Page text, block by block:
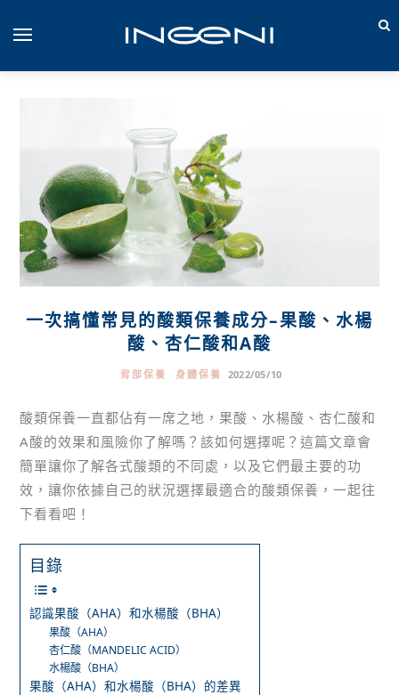
一次搞懂常見的酸類保養成分–果酸、水楊
酸、杏仁酸和A酸
背部保養 身體保養 2022/05/10
酸類保養一直都佔有一席之地，果酸、水楊酸、杏仁酸和
A酸的效果和風險你了解嗎？該如何選擇呢？這篇文章會
簡單讓你了解各式酸類的不同處，以及它們最主要的功
效，讓你依據自己的狀況選擇最適合的酸類保養，一起往
下看看吧！
目錄
認識果酸（AHA）和水楊酸（BHA）
果酸（AHA）
杏仁酸（MANDELIC ACID）
水楊酸（BHA）
果酸（AHA）和水楊酸（BHA）的差異